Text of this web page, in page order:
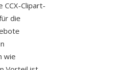
Clipart-
die
wie